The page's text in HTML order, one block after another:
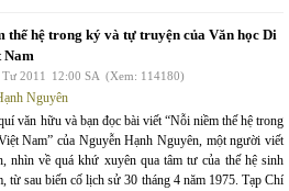
thế hệ trong ký và tự truyện của Văn học Di
Nam
2011 12:00 SA (Xem: 114180)
Nguyên
văn hữu và bạn đọc bài viết “Nỗi niềm thế hệ trong
Nam” của Nguyễn Hạnh Nguyên, một người viết
nhìn về quá khứ xuyên qua tâm tư của thế hệ sinh
từ sau biến cố lịch sử 30 tháng 4 năm 1975. Tạp Chí